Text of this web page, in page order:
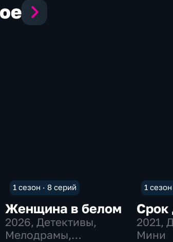
1 сезон · 8 серий
Женщина в белом
2026, Детективы,
Мелодрамы,
1
Срок
2021,
Мини